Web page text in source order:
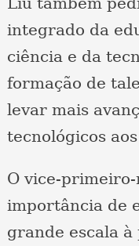
integrado da
ciência e da
formação de
levar mais
tecnológicos
O vice-
importância de
grande escala